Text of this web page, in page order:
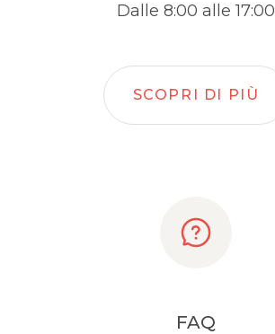
Dalle 8:00 alle 17:00
SCOPRI DI PIÙ
FAQ